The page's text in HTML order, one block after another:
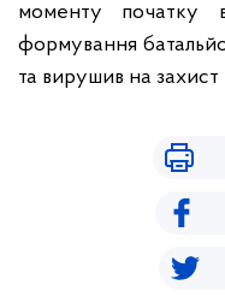
моменту початку
формування
та вирушив на захист